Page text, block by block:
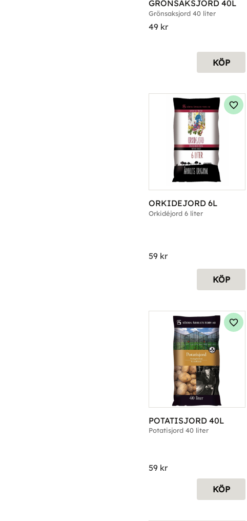
GRÖNSAKSJORD 40L
Grönsaksjord 40 liter
49 kr
KÖP
ORKIDEJORD 6L
Orkidéjord 6 liter
59 kr
KÖP
POTATISJORD 40L
Potatisjord 40 liter
59 kr
KÖP